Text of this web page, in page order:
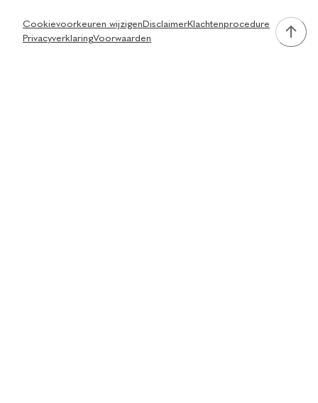
Cookievoorkeuren wijzigen DisclaimerKlachtenprocedure
PrivacyverklaringVoorwaarden